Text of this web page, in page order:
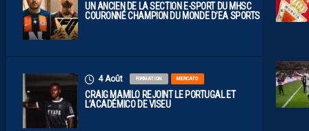
UN ANCIEN DE LA SECTION E-SPORT DU MHSC
COURONNÉ CHAMPION DU MONDE D’EA SPORTS FC
4 Août FORMATION MERCATO
CRAIG MAMILO REJOINT LE PORTUGAL ET
L’ACADÉMICO DE VISEU